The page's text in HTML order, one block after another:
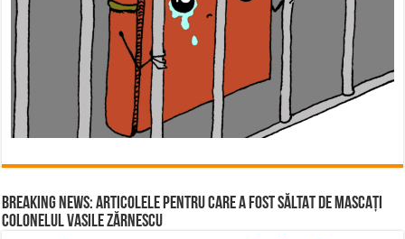
BREAKING NEWS: ARTICOLELE PENTRU CARE A FOST SĂLTAT DE MASCAȚI
COLONELUL VASILE ZĂRNESCU